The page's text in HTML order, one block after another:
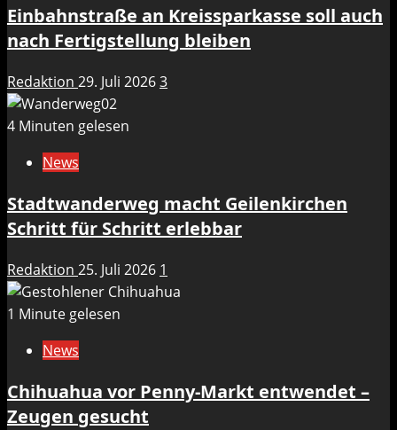
Einbahnstraße an Kreissparkasse soll auch
nach Fertigstellung bleiben
Redaktion 29. Juli 20263
4 Minuten gelesen
News
Stadtwanderweg macht Geilenkirchen
Schritt für Schritt erlebbar
Redaktion 25. Juli 2026 1
1 Minute gelesen
News
Chihuahua vor Penny-Markt entwendet –
Zeugen gesucht